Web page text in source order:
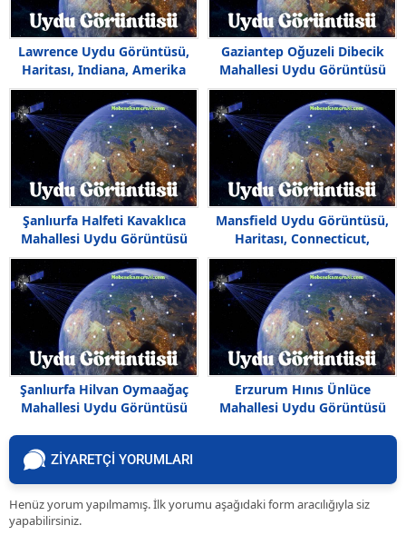
Lawrence Uydu Görüntüsü,
Haritası, Indiana, Amerika
Gaziantep Oğuzeli Dibecik
Mahallesi Uydu Görüntüsü
Haritası
Şanlıurfa Halfeti Kavaklıca
Mahallesi Uydu Görüntüsü
Haritası
Mansfield Uydu Görüntüsü,
Haritası, Connecticut,
Amerika
Şanlıurfa Hilvan Oymaağaç
Mahallesi Uydu Görüntüsü
Erzurum Hınıs Ünlüce
Mahallesi Uydu Görüntüsü
ZİYARETÇİ YORUMLARI
Henüz yorum yapılmamış. İlk yorumu aşağıdaki form aracılığıyla siz
yapabilirsiniz.